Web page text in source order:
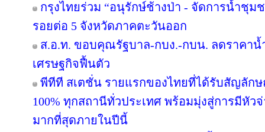
กรุงไทยร่วม “อนุรักษ์ช้างป่า - จัดการน้ำชุ
รอยต่อ 5 จังหวัดภาคตะวันออก
ส.อ.ท. ขอบคุณรัฐบาล-กบง.-กบน. ลดราคา
เศรษฐกิจฟื้นตัว
พีทีที สเตชั่น รายแรกของไทยที่ได้รับสัญลัก
100% ทุกสถานีทั่วประเทศ พร้อมมุ่งสู่การมีหัว
มากที่สุดภายในปีนี้